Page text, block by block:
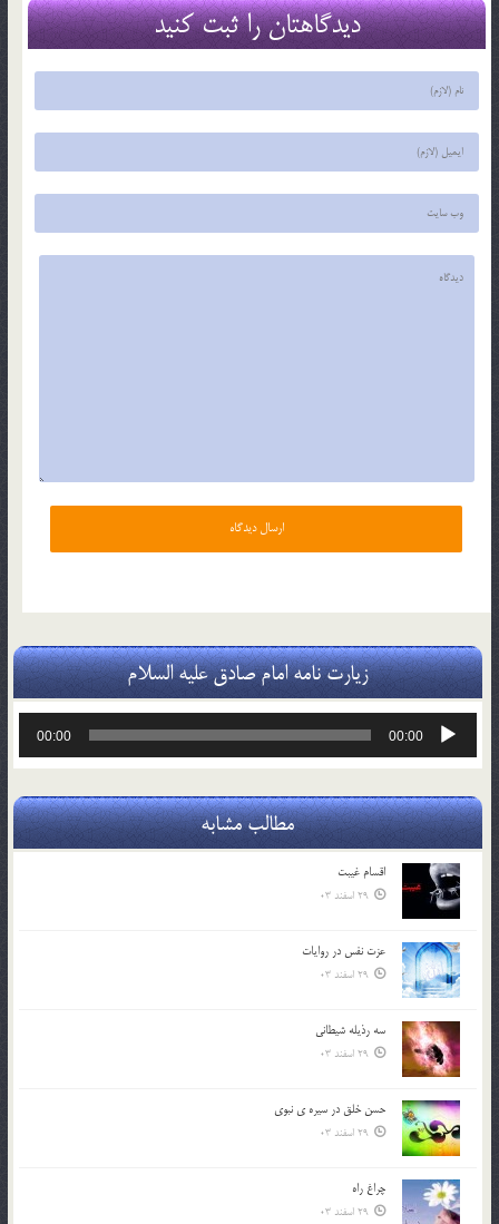
دیدگاهتان را ثبت کنید
زیارت نامه امام صادق علیه السلام
پخش‌کننده
00:00
00:00
مطالب مشابه
اقسام غيبت
29 اسفند 03
عزت نفس در روايات
29 اسفند 03
سه رذیله شیطانی
29 اسفند 03
حسن خلق در سيره ي نبوي
29 اسفند 03
چراغ راه
29 اسفند 03